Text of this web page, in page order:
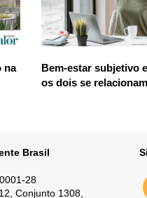
na
Bem-estar subjetivo
os dois se
Brasil
28
Conjunto 1308,